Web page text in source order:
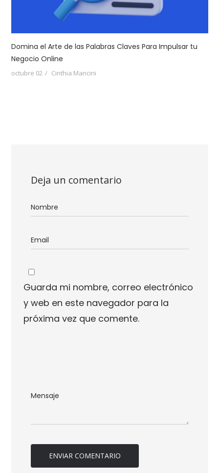
Domina el Arte de las Palabras Claves Para Impulsar tu
Negocio Online
octubre 02 Cinthia Mancini
Deja un comentario
Guarda mi nombre, correo electrónico
y web en este navegador para la
próxima vez que comente.